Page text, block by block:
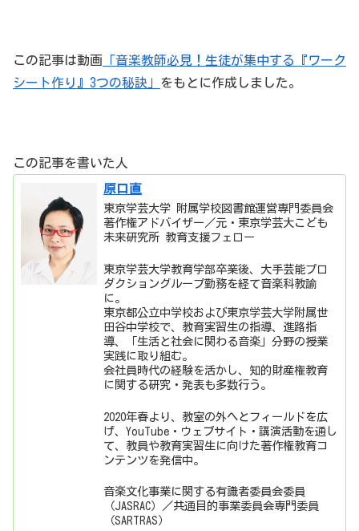
この記事は動画 「音楽教師必見！生徒が集中する『ワーク
シート作り』3つの秘訣」 をもとに作成しました。
この記事を書いた人
原口直
東京学芸大学 附属学校図書館運営専門委員会
著作権アドバイザー／元・東京学芸大こども
未来研究所 教育支援フェロー
東京学芸大学教育学部卒業後、大手芸能プロ
ダクショングループ勤務を経て音楽科教諭
に。
東京都公立中学校および東京学芸大学附属世
田谷中学校で、教育実習生の指導、進路指
導、「生活と社会に関わる音楽」分野の授業
実践に取り組む。
会社員時代の経験を活かし、知的財産権教育
に関する研究・発表も多数行う。
2020年春より、教室の外へとフィールドを広
げ、YouTube・ウェブサイト・講演活動を通し
て、教員や教育実習生に向けた著作権教育コ
ンテンツを発信中。
音楽文化事業に関する有識者委員会委員
（JASRAC）／共通目的事業委員会専門委員
（SARTRAS）